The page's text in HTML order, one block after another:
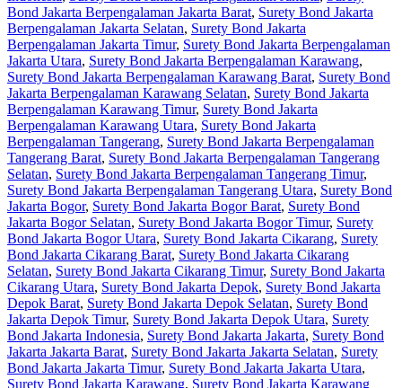
Bond Jakarta Berpengalaman Jakarta Barat, Surety Bond Jakarta
Berpengalaman Jakarta Selatan, Surety Bond Jakarta
Berpengalaman Jakarta Timur, Surety Bond Jakarta Berpengalaman
Jakarta Utara, Surety Bond Jakarta Berpengalaman Karawang,
Surety Bond Jakarta Berpengalaman Karawang Barat, Surety Bond
Jakarta Berpengalaman Karawang Selatan, Surety Bond Jakarta
Berpengalaman Karawang Timur, Surety Bond Jakarta
Berpengalaman Karawang Utara, Surety Bond Jakarta
Berpengalaman Tangerang, Surety Bond Jakarta Berpengalaman
Tangerang Barat, Surety Bond Jakarta Berpengalaman Tangerang
Selatan, Surety Bond Jakarta Berpengalaman Tangerang Timur,
Surety Bond Jakarta Berpengalaman Tangerang Utara, Surety Bond
Jakarta Bogor, Surety Bond Jakarta Bogor Barat, Surety Bond
Jakarta Bogor Selatan, Surety Bond Jakarta Bogor Timur, Surety
Bond Jakarta Bogor Utara, Surety Bond Jakarta Cikarang, Surety
Bond Jakarta Cikarang Barat, Surety Bond Jakarta Cikarang
Selatan, Surety Bond Jakarta Cikarang Timur, Surety Bond Jakarta
Cikarang Utara, Surety Bond Jakarta Depok, Surety Bond Jakarta
Depok Barat, Surety Bond Jakarta Depok Selatan, Surety Bond
Jakarta Depok Timur, Surety Bond Jakarta Depok Utara, Surety
Bond Jakarta Indonesia, Surety Bond Jakarta Jakarta, Surety Bond
Jakarta Jakarta Barat, Surety Bond Jakarta Jakarta Selatan, Surety
Bond Jakarta Jakarta Timur, Surety Bond Jakarta Jakarta Utara,
Surety Bond Jakarta Karawang, Surety Bond Jakarta Karawang